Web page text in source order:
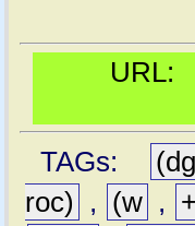
URL:
TAGs:
roc)
, (w ,